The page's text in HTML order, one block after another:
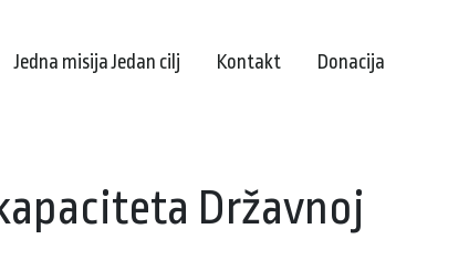
Jedna misija Jedan cilj Kontakt Donacija
Državnoj